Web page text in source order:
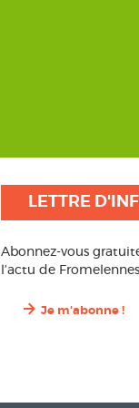
LETTRE
Abonnez-vous
l’actu de Fromelennes
Je m'abonne !